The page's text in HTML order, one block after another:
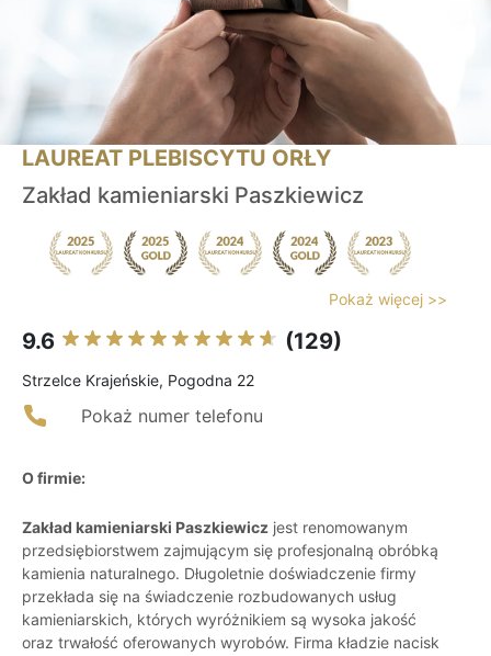
LAUREAT PLEBISCYTU ORŁY
Zakład kamieniarski Paszkiewicz
Pokaż więcej >>
9.6 (129)
Strzelce Krajeńskie, Pogodna 22
Pokaż numer telefonu
O firmie:
Zakład kamieniarski Paszkiewicz jest renomowanym
przedsiębiorstwem zajmującym się profesjonalną obróbką
kamienia naturalnego. Długoletnie doświadczenie firmy
przekłada się na świadczenie rozbudowanych usług
kamieniarskich, których wyróżnikiem są wysoka jakość
oraz trwałość oferowanych wyrobów. Firma kładzie nacisk